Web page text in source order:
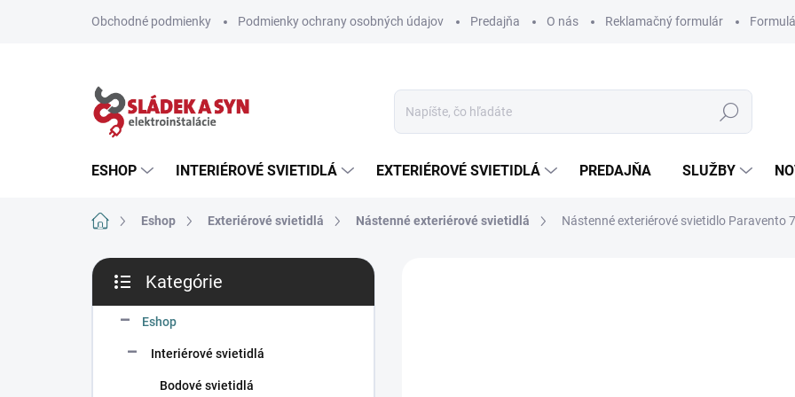
Obchodné podmienky Podmienky ochrany osobných údajov Predajňa O nás Reklamačný formulár
Hľadať
ESHOP INTERIÉROVÉ SVIETIDLÁ EXTERIÉROVÉ SVIETIDLÁ PREDAJŇA SLUŽBY
DomovEshop Exteriérové svietidlá Nástenné exteriérové svietidlá Nástenné exteriérové svietidlo Paravento
B
č
kategórie
Kategórie
Eshop
Interiérové svietidlá
Bodové svietidlá